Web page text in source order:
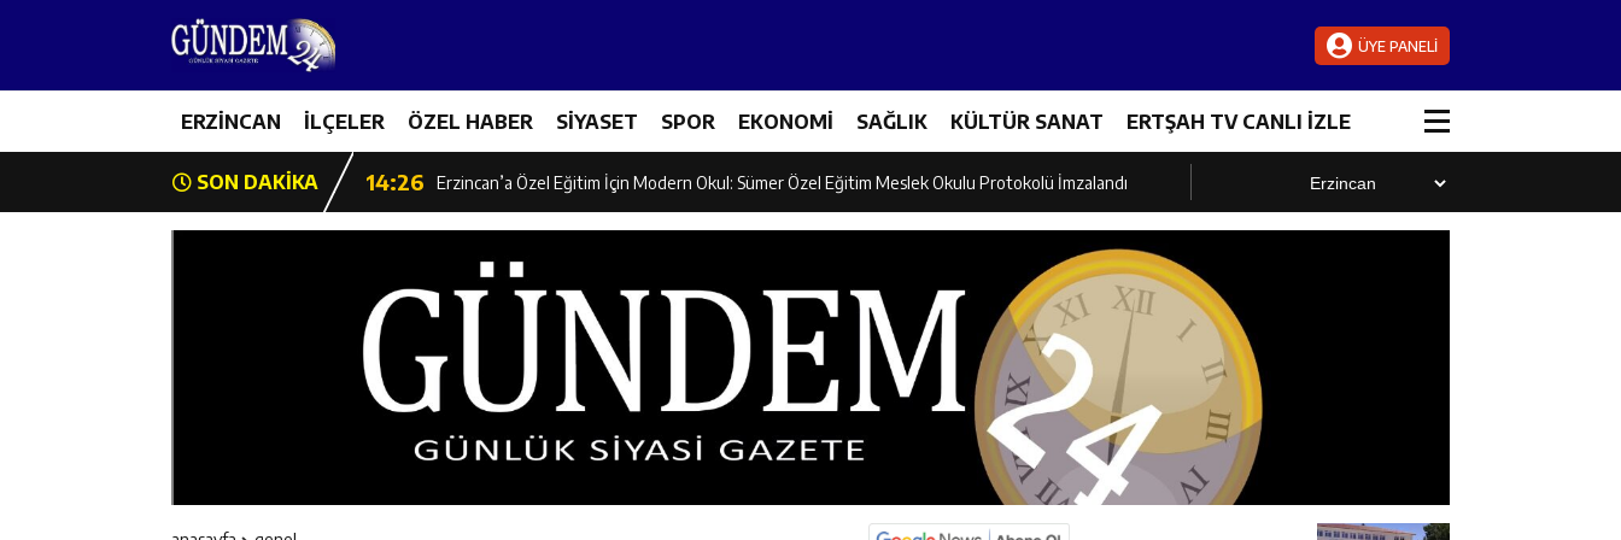
ÜYE PANELİ
ERZİNCAN İLÇELER ÖZEL HABER SİYASET SPOR EKONOMİ SAĞLIK KÜLTÜR SANAT ERTŞAH TV CANLI İZLE
SON DAKİKA
14:26 Geleceğin Üreticileri Tarım Teknolojileriyle Tanışıyor
14:26 Erzincan’a Özel Eğitim İçin Modern Okul: Sümer Özel Eğitim Meslek Okulu Protokolü İmzalandı
14:25 İl Müdürü Ünalan’dan Zengin Ailesine Taziye Ziyareti
14:24 İlk Durak Medine Müdafii Fahreddin Paşa’nın Kızının Kabri
Erzincan Aile ve Sosyal Hizmetler İl Müdürlüğünde Değerlendirme Toplantısı